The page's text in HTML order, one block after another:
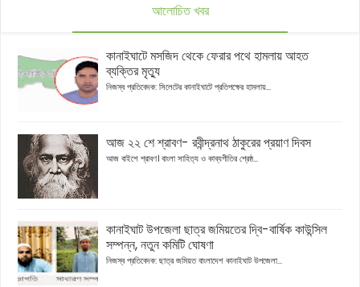
আলোচিত খবর
কানাইঘাটে মসজিদ থেকে ফেরার পথে হামলায় আহত
ব্যক্তির মৃত্যু
নিজস্ব প্রতিবেদক: সিলেটের কানাইঘাটে প্রতিপক্ষের হামলায়...
আজ ২২ শে শ্রাবণ- রবীন্দ্রনাথ ঠাকুরের প্রয়াণ দিবস
আজ বাইশে শ্রাবণ। বাংলা সাহিত্য ও কাব্যগীতির শ্রেষ্ঠ...
কানাইঘাট উপজেলা ছাত্র জমিয়তের দ্বি-বার্ষিক কাউন্সিল
সম্পন্ন, নতুন কমিটি ঘোষণা
নিজস্ব প্রতিবেদক: ছাত্র জমিয়ত বাংলাদেশ কানাইঘাট উপজেলা...